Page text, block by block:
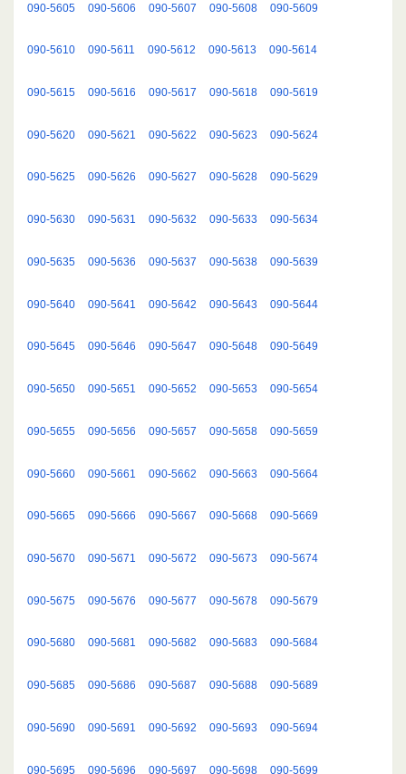
090-5605 090-5606 090-5607 090-5608 090-5609
090-5610 090-5611 090-5612 090-5613 090-5614
090-5615 090-5616 090-5617 090-5618 090-5619
090-5620 090-5621 090-5622 090-5623 090-5624
090-5625 090-5626 090-5627 090-5628 090-5629
090-5630 090-5631 090-5632 090-5633 090-5634
090-5635 090-5636 090-5637 090-5638 090-5639
090-5640 090-5641 090-5642 090-5643 090-5644
090-5645 090-5646 090-5647 090-5648 090-5649
090-5650 090-5651 090-5652 090-5653 090-5654
090-5655 090-5656 090-5657 090-5658 090-5659
090-5660 090-5661 090-5662 090-5663 090-5664
090-5665 090-5666 090-5667 090-5668 090-5669
090-5670 090-5671 090-5672 090-5673 090-5674
090-5675 090-5676 090-5677 090-5678 090-5679
090-5680 090-5681 090-5682 090-5683 090-5684
090-5685 090-5686 090-5687 090-5688 090-5689
090-5690 090-5691 090-5692 090-5693 090-5694
090-5695 090-5696 090-5697 090-5698 090-5699